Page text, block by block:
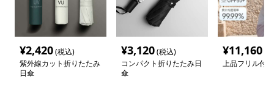
¥2,420(税込)
紫外線カット折りたたみ
日傘
¥3,120(税込)
コンパクト折りたたみ日
傘
¥11,160
上品フリル付